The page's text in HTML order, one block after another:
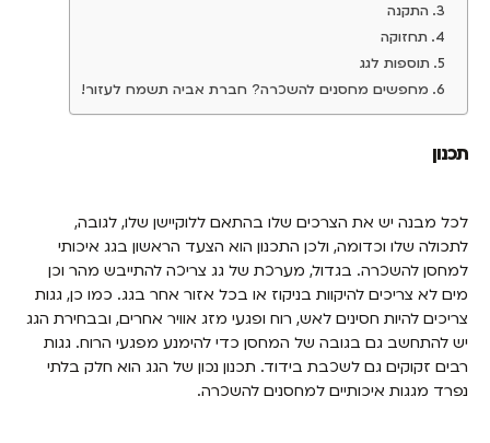
התקנה
תחזוקה
תוספות לגג
מחפשים מחסנים להשכרה? חברת אביה תשמח לעזור!
תכנון
לכל מבנה יש את הצרכים שלו בהתאם ללוקיישן שלו, לגובה,
לתכולה שלו וכדומה, ולכן התכנון הוא הצעד הראשון בגג איכותי
למחסן להשכרה. בגדול, מערכת של גג צריכה להתייבש מהר וכן
מים לא צריכים להיקוות בניקוז או בכל אזור אחר בגג. כמו כן, גגות
צריכים להיות חסינים לאש, רוח ופגעי מזג אוויר אחרים, ובבחירת הגג
יש להתחשב גם בגובה של המחסן כדי להימנע מפגעי הרוח. גגות
רבים זקוקים גם לשכבת בידוד. תכנון נכון של הגג הוא חלק בלתי
נפרד מגגות איכותיים למחסנים להשכרה.